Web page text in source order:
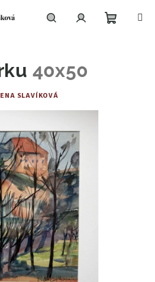
40x50
SLAVÍKOVÁ